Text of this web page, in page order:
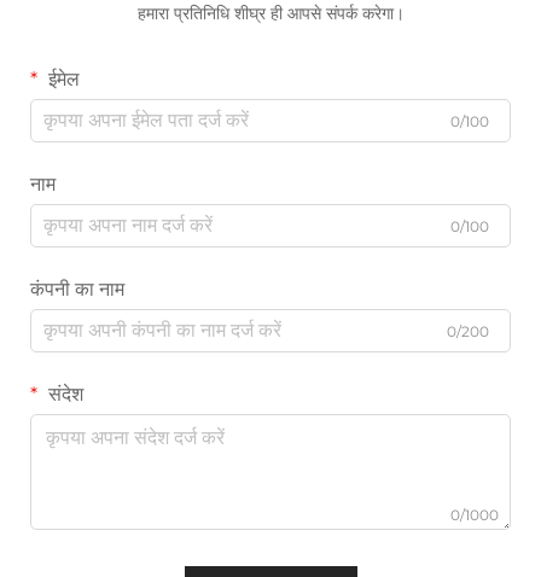
हमारा प्रतिनिधि शीघ्र ही आपसे संपर्क करेगा।
ईमेल
0/100
नाम
0/100
कंपनी का नाम
0/200
संदेश
0/1000